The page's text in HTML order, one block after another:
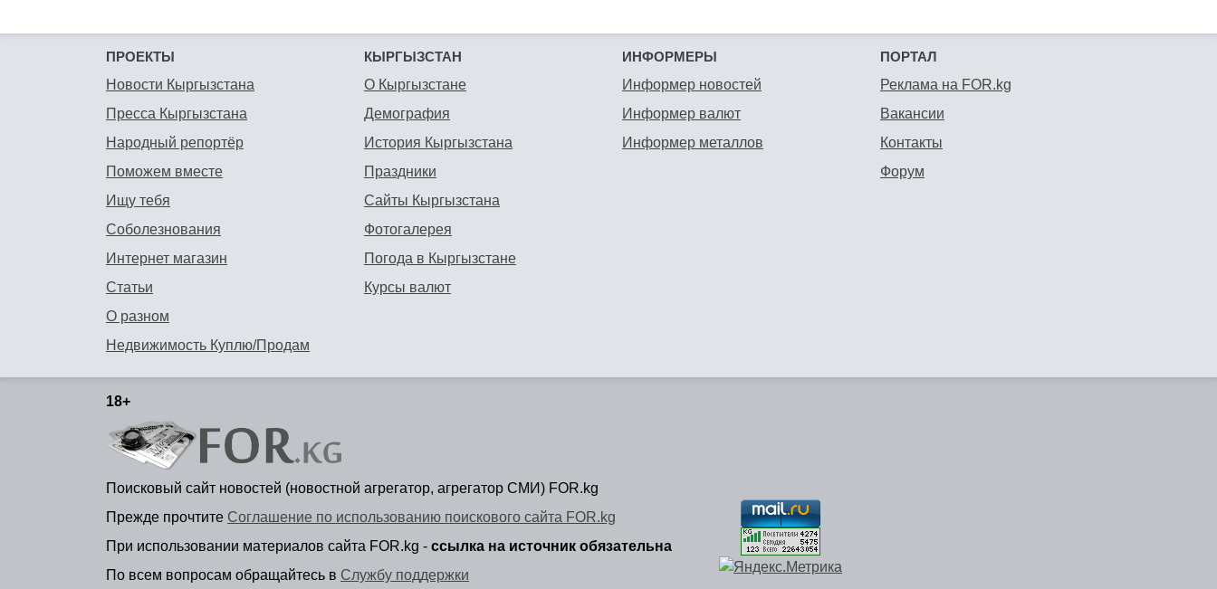
ПРОЕКТЫ
Новости Кыргызстана
Пресса Кыргызстана
Народный репортёр
Поможем вместе
Ищу тебя
Соболезнования
Интернет магазин
Статьи
О разном
Недвижимость Куплю/Продам
КЫРГЫЗСТАН
О Кыргызстане
Демография
История Кыргызстана
Праздники
Сайты Кыргызстана
Фотогалерея
Погода в Кыргызстане
Курсы валют
ИНФОРМЕРЫ
Информер новостей
Информер валют
Информер металлов
ПОРТАЛ
Реклама на FOR.kg
Вакансии
Контакты
Форум
18+
Поисковый сайт новостей (новостной агрегатор, агрегатор СМИ) FOR.kg
Прежде прочтите Соглашение по использованию поискового сайта FOR.kg
При использовании материалов сайта FOR.kg - ссылка на источник обязательна
По всем вопросам обращайтесь в Службу поддержки